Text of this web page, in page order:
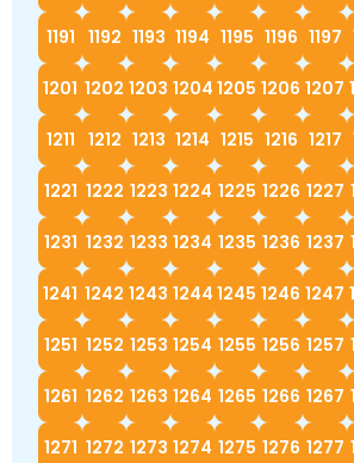
1191 1192 1193 1194 1195 1196 1197
1201 1202 1203 1204 1205 1206 1207
1211 1212 1213 1214 1215 1216 1217
1221 1222 1223 1224 1225 1226 1227
1231 1232 1233 1234 1235 1236 1237
1241 1242 1243 1244 1245 1246 1247
1251 1252 1253 1254 1255 1256 1257
1261 1262 1263 1264 1265 1266 1267
1271 1272 1273 1274 1275 1276 1277